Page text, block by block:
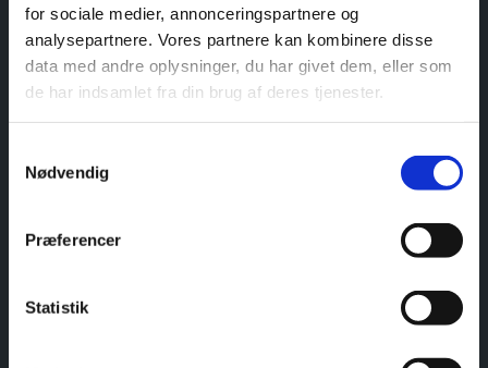
for sociale medier, annonceringspartnere og
analysepartnere. Vores partnere kan kombinere disse
data med andre oplysninger, du har givet dem, eller som
de har indsamlet fra din brug af deres tjenester.
Nødvendig
Præferencer
Statistik
Behandlinger